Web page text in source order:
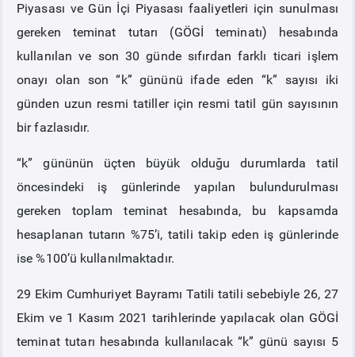
PİYASA KAYITSÜRECİ
SERBEST TÜKETİCİ
MALİ UZLAŞTIRMA
TEMİNAT
BÜLTENLER
DUYURULAR
BT HİZMET YÖNETİM SİSTEMİ POLİTİKAMIZ
Piyasası ve Gün İçi Piyasası faaliyetleri için sunulması
gereken teminat tutarı (GÖGİ teminatı) hesabında
kullanılan ve son 30 günde sıfırdan farklı ticari işlem
onayı olan son “k” gününü ifade eden “k” sayısı iki
günden uzun resmi tatiller için resmi tatil gün sayısının
bir fazlasıdır.
“k” gününün üçten büyük olduğu durumlarda tatil
öncesindeki iş günlerinde yapılan bulundurulması
gereken toplam teminat hesabında, bu kapsamda
hesaplanan tutarın %75’i, tatili takip eden iş günlerinde
ise %100’ü kullanılmaktadır.
29 Ekim Cumhuriyet Bayramı Tatili tatili sebebiyle 26, 27
Ekim ve 1 Kasım 2021 tarihlerinde yapılacak olan GÖGİ
teminat tutarı hesabında kullanılacak “k” günü sayısı 5